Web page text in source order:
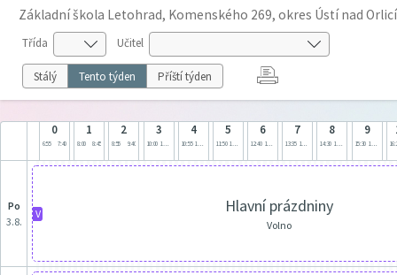
Základní škola Letohrad, Komenského 269, okres Ústí nad Orlicí
Třída Učitel
Stálý Tento týden Příští týden
0
6:55 7:40
1
8:00 8:45
2
8:55 9:40
3
10:00 10:45
4
10:55 11:40
5
11:50 12:35
6
12:40 13:25
7
13:35 14:20
8
14:30 15:15
9
15:30 16:15
po
3.8.
V Hlavní prázdniny
Volno